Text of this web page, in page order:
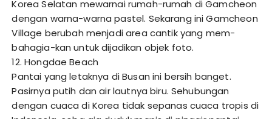
Korea Selatan mewarnai rumah-rumah di Gamcheon
dengan warna-warna pastel. Sekarang ini Gamcheon
Village berubah menjadi area cantik yang mem-
bahagia-kan untuk dijadikan objek foto.
12. Hongdae Beach
Pantai yang letaknya di Busan ini bersih banget.
Pasirnya putih dan air lautnya biru. Sehubungan
dengan cuaca di Korea tidak sepanas cuaca tropis di